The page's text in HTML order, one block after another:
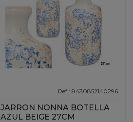
Ref.: 8430852140296
JARRON NONNA BOTELLA
AZUL BEIGE 27CM